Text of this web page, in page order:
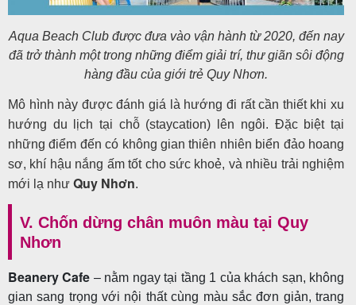
Aqua Beach Club được đưa vào vận hành từ 2020, đến nay
đã trở thành một trong những điểm giải trí, thư giãn sôi động
hàng đầu của giới trẻ Quy Nhơn.
Mô hình này được đánh giá là hướng đi rất cần thiết khi xu
hướng du lịch tại chỗ (staycation) lên ngôi. Đặc biệt tại
những điểm đến có không gian thiên nhiên biển đảo hoang
sơ, khí hậu nắng ấm tốt cho sức khoẻ, và nhiều trải nghiệm
mới lạ như Quy Nhơn.
V. Chốn dừng chân muôn màu tại Quy
Nhơn
Beanery Cafe – nằm ngay tại tầng 1 của khách sạn, không
gian sang trọng với nội thất cùng màu sắc đơn giản, trang